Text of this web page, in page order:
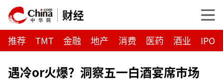
财经
推荐 TMT 金融 地产 消费 医药 酒业 IPO
遇冷or火爆？洞察五一白酒宴席市场